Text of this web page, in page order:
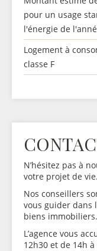
pour un usage
l'énergie de
Logement à
classe F
N’hésitez pas à
votre projet de vie.
Nos conseillers
vous guider dans
biens immobiliers.
L’agence vous
12h30 et de 14h à